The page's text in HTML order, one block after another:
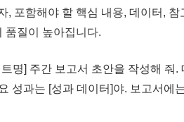
, 포함해야 할 핵심 내용, 데이터,
품질이 높아집니다.
트명] 주간 보고서 초안을 작성해 줘
성과는 [성과 데이터]야. 보고서에